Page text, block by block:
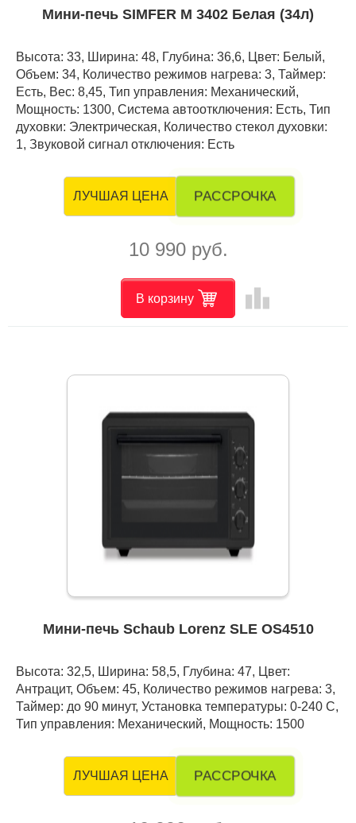
Мини-печь SIMFER M 3402 Белая (34л)
Высота: 33, Ширина: 48, Глубина: 36,6, Цвет: Белый,
Объем: 34, Количество режимов нагрева: 3, Таймер:
Есть, Вес: 8,45, Тип управления: Механический,
Мощность: 1300, Система автоотключения: Есть, Тип
духовки: Электрическая, Количество стекол духовки:
1, Звуковой сигнал отключения: Есть
ЛУЧШАЯ ЦЕНА РАССРОЧКА
10 990 руб.
В корзину leaderboard
Мини-печь Schaub Lorenz SLE OS4510
Высота: 32,5, Ширина: 58,5, Глубина: 47, Цвет:
Антрацит, Объем: 45, Количество режимов нагрева: 3,
Таймер: до 90 минут, Установка температуры: 0-240 С,
Тип управления: Механический, Мощность: 1500
ЛУЧШАЯ ЦЕНА РАССРОЧКА